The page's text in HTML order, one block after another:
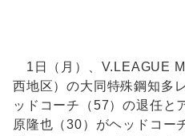
1日（月）、V.LEAGUE
西地区）の大同特殊鋼知多
ッドコーチ（57）の退任と
原隆也（30）がヘッドコー